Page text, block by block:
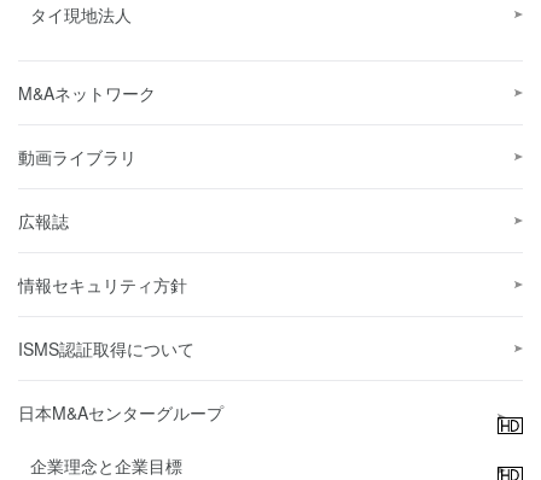
タイ現地法人
M&Aネットワーク
動画ライブラリ
広報誌
情報セキュリティ方針
ISMS認証取得について
日本M&Aセンターグループ
企業理念と企業目標